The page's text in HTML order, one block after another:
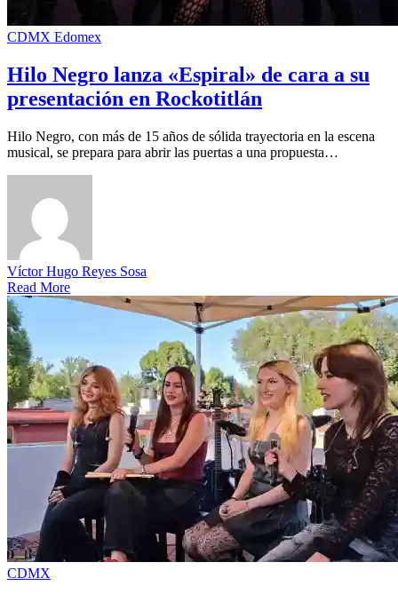
CDMX Edomex
Hilo Negro lanza «Espiral» de cara a su
presentación en Rockotitlán
Hilo Negro, con más de 15 años de sólida trayectoria en la escena
musical, se prepara para abrir las puertas a una propuesta…
Víctor Hugo Reyes Sosa
Read More
CDMX